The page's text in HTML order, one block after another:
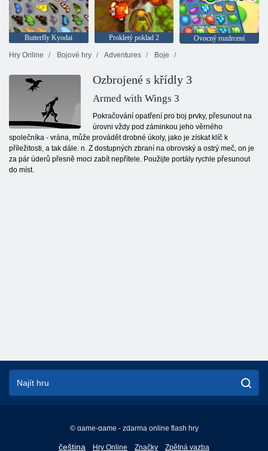
Butterfly Kyodai Prokletý poklad 2
Ovocný rozdrcení
Hry Online
Bojové hry Adventures Boje
Ozbrojené s křídly 3
Armed with Wings 3
Pokračování opatření pro boj prvky, přesunout na
úrovni vždy pod záminkou jeho věrného
společníka - vrána, může provádět drobné úkoly, jako je získat klíč k
příležitosti, a tak dále. n. Z dostupných zbraní na obrovský a ostrý meč, on je
za pár úderů přesně moci zabít nepřítele. Použijte portály rychle přesunout
do míst.
© game-game - zdarma online flash hry
čeština
English
Hry Online Značky Zpětná vazba